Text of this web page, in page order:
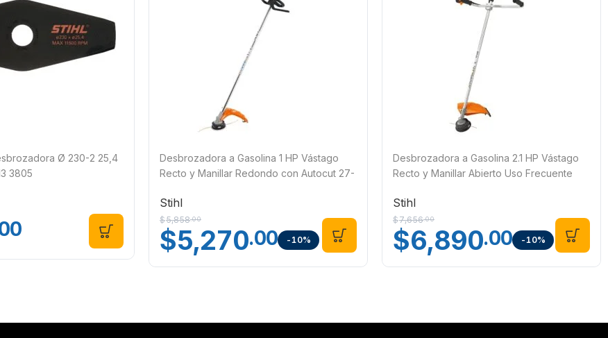
Ø 230-2 25,4
3805
Desbrozadora a Gasolina 1 HP Vástago
Recto y Manillar Redondo con Autocut 27-
Stihl
$5,858.00
$5,270.00 -10%
Desbrozadora a Gasolina 2.1 HP Vástago
Recto y Manillar Abierto Uso Frecuente
Stihl
$7,656.00
$6,890.00 -10%